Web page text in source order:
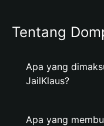
Tentang
Apa yang
JailKlaus?
Apa yang